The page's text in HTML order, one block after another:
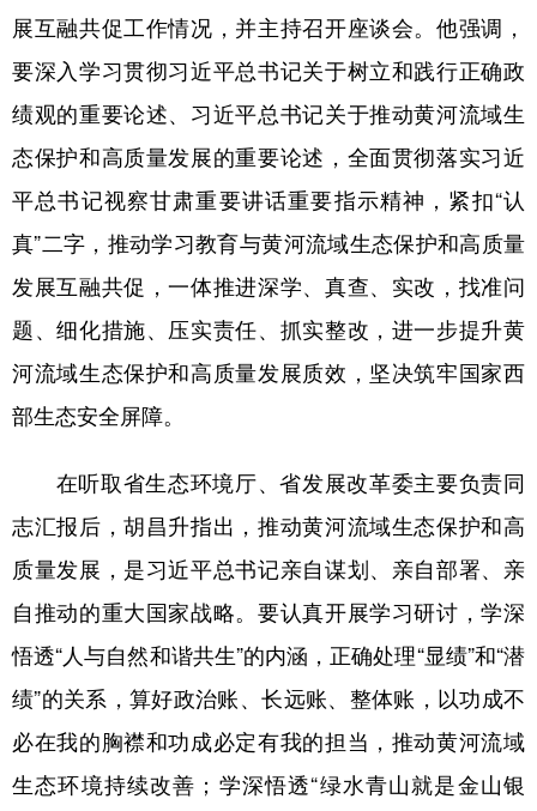
展互融共促工作情况，并主持召开座谈会。他强调，
要深入学习贯彻习近平总书记关于树立和践行正确政
绩观的重要论述、习近平总书记关于推动黄河流域生
态保护和高质量发展的重要论述，全面贯彻落实习近
平总书记视察甘肃重要讲话重要指示精神，紧扣“认
真”二字，推动学习教育与黄河流域生态保护和高质量
发展互融共促，一体推进深学、真查、实改，找准问
题、细化措施、压实责任、抓实整改，进一步提升黄
河流域生态保护和高质量发展质效，坚决筑牢国家西
部生态安全屏障。
在听取省生态环境厅、省发展改革委主要负责同
志汇报后，胡昌升指出，推动黄河流域生态保护和高
质量发展，是习近平总书记亲自谋划、亲自部署、亲
自推动的重大国家战略。要认真开展学习研讨，学深
悟透“人与自然和谐共生”的内涵，正确处理“显绩”和“潜
绩”的关系，算好政治账、长远账、整体账，以功成不
必在我的胸襟和功成必定有我的担当，推动黄河流域
生态环境持续改善；学深悟透“绿水青山就是金山银